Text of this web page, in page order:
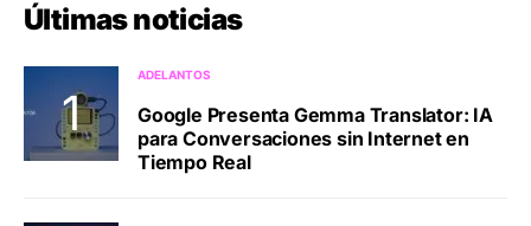
Últimas noticias
ADELANTOS
Google Presenta Gemma Translator: IA
para Conversaciones sin Internet en
Tiempo Real